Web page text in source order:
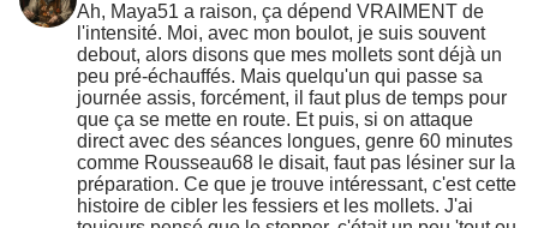
Ah, Maya51 a raison, ça dépend VRAIMENT de
l'intensité. Moi, avec mon boulot, je suis souvent
debout, alors disons que mes mollets sont déjà un
peu pré-échauffés. Mais quelqu'un qui passe sa
journée assis, forcément, il faut plus de temps pour
que ça se mette en route. Et puis, si on attaque
direct avec des séances longues, genre 60 minutes
comme Rousseau68 le disait, faut pas lésiner sur la
préparation. Ce que je trouve intéressant, c'est cette
histoire de cibler les fessiers et les mollets. J'ai